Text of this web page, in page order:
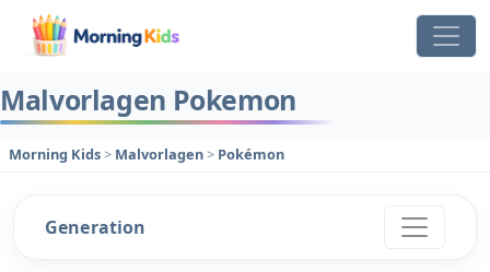
Malvorlagen Pokemon
Morning Kids> Malvorlagen> Pokémon
Generation